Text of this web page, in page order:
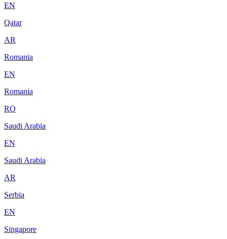
EN
Qatar
AR
Romania
EN
Romania
RO
Saudi Arabia
EN
Saudi Arabia
AR
Serbia
EN
Singapore